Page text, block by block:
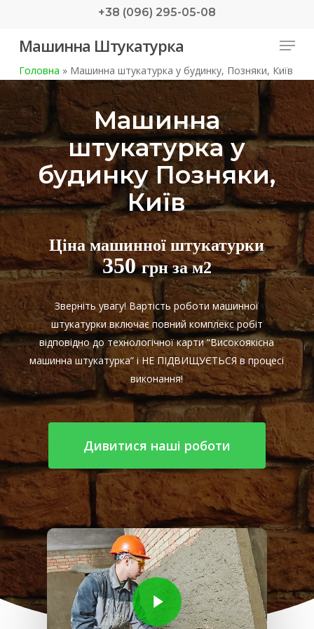
main
+38 (096) 295-05-08
Машинна Штукатурка Menu
Головна »Машинна штукатурка у будинку, Позняки, Київ
Машинна
штукатурка у
будинку Позняки,
Київ
Ціна машинної штукатурки
350грн за м2
Зверніть увагу! Вартість роботи машинної
штукатурки включає повний комплекс робіт
відповідно до технологічної карти “Високоякісна
машинна штукатурка” і НЕ ПІДВИЩУЄТЬСЯ в процесі
виконання!
Дивитися наші роботи
Play Video
Play Video